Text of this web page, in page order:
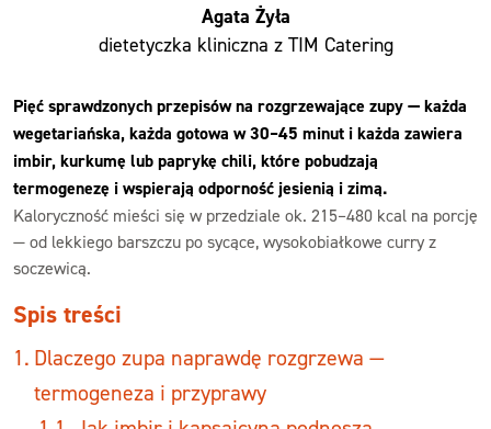
Agata Żyła
dietetyczka kliniczna z TIM Catering
Pięć sprawdzonych przepisów na rozgrzewające zupy — każda
wegetariańska, każda gotowa w 30–45 minut i każda zawiera
imbir, kurkumę lub paprykę chili, które pobudzają
termogenezę i wspierają odporność jesienią i zimą.
Kaloryczność mieści się w przedziale ok. 215–480 kcal na porcję
— od lekkiego barszczu po sycące, wysokobiałkowe curry z
soczewicą.
Spis treści
Dlaczego zupa naprawdę rozgrzewa —
termogeneza i przyprawy